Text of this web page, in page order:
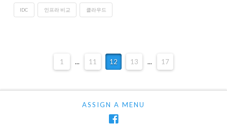
IDC 인프라 비교 클라우드
1 ... 11 12 13 ... 17
ASSIGN A MENU